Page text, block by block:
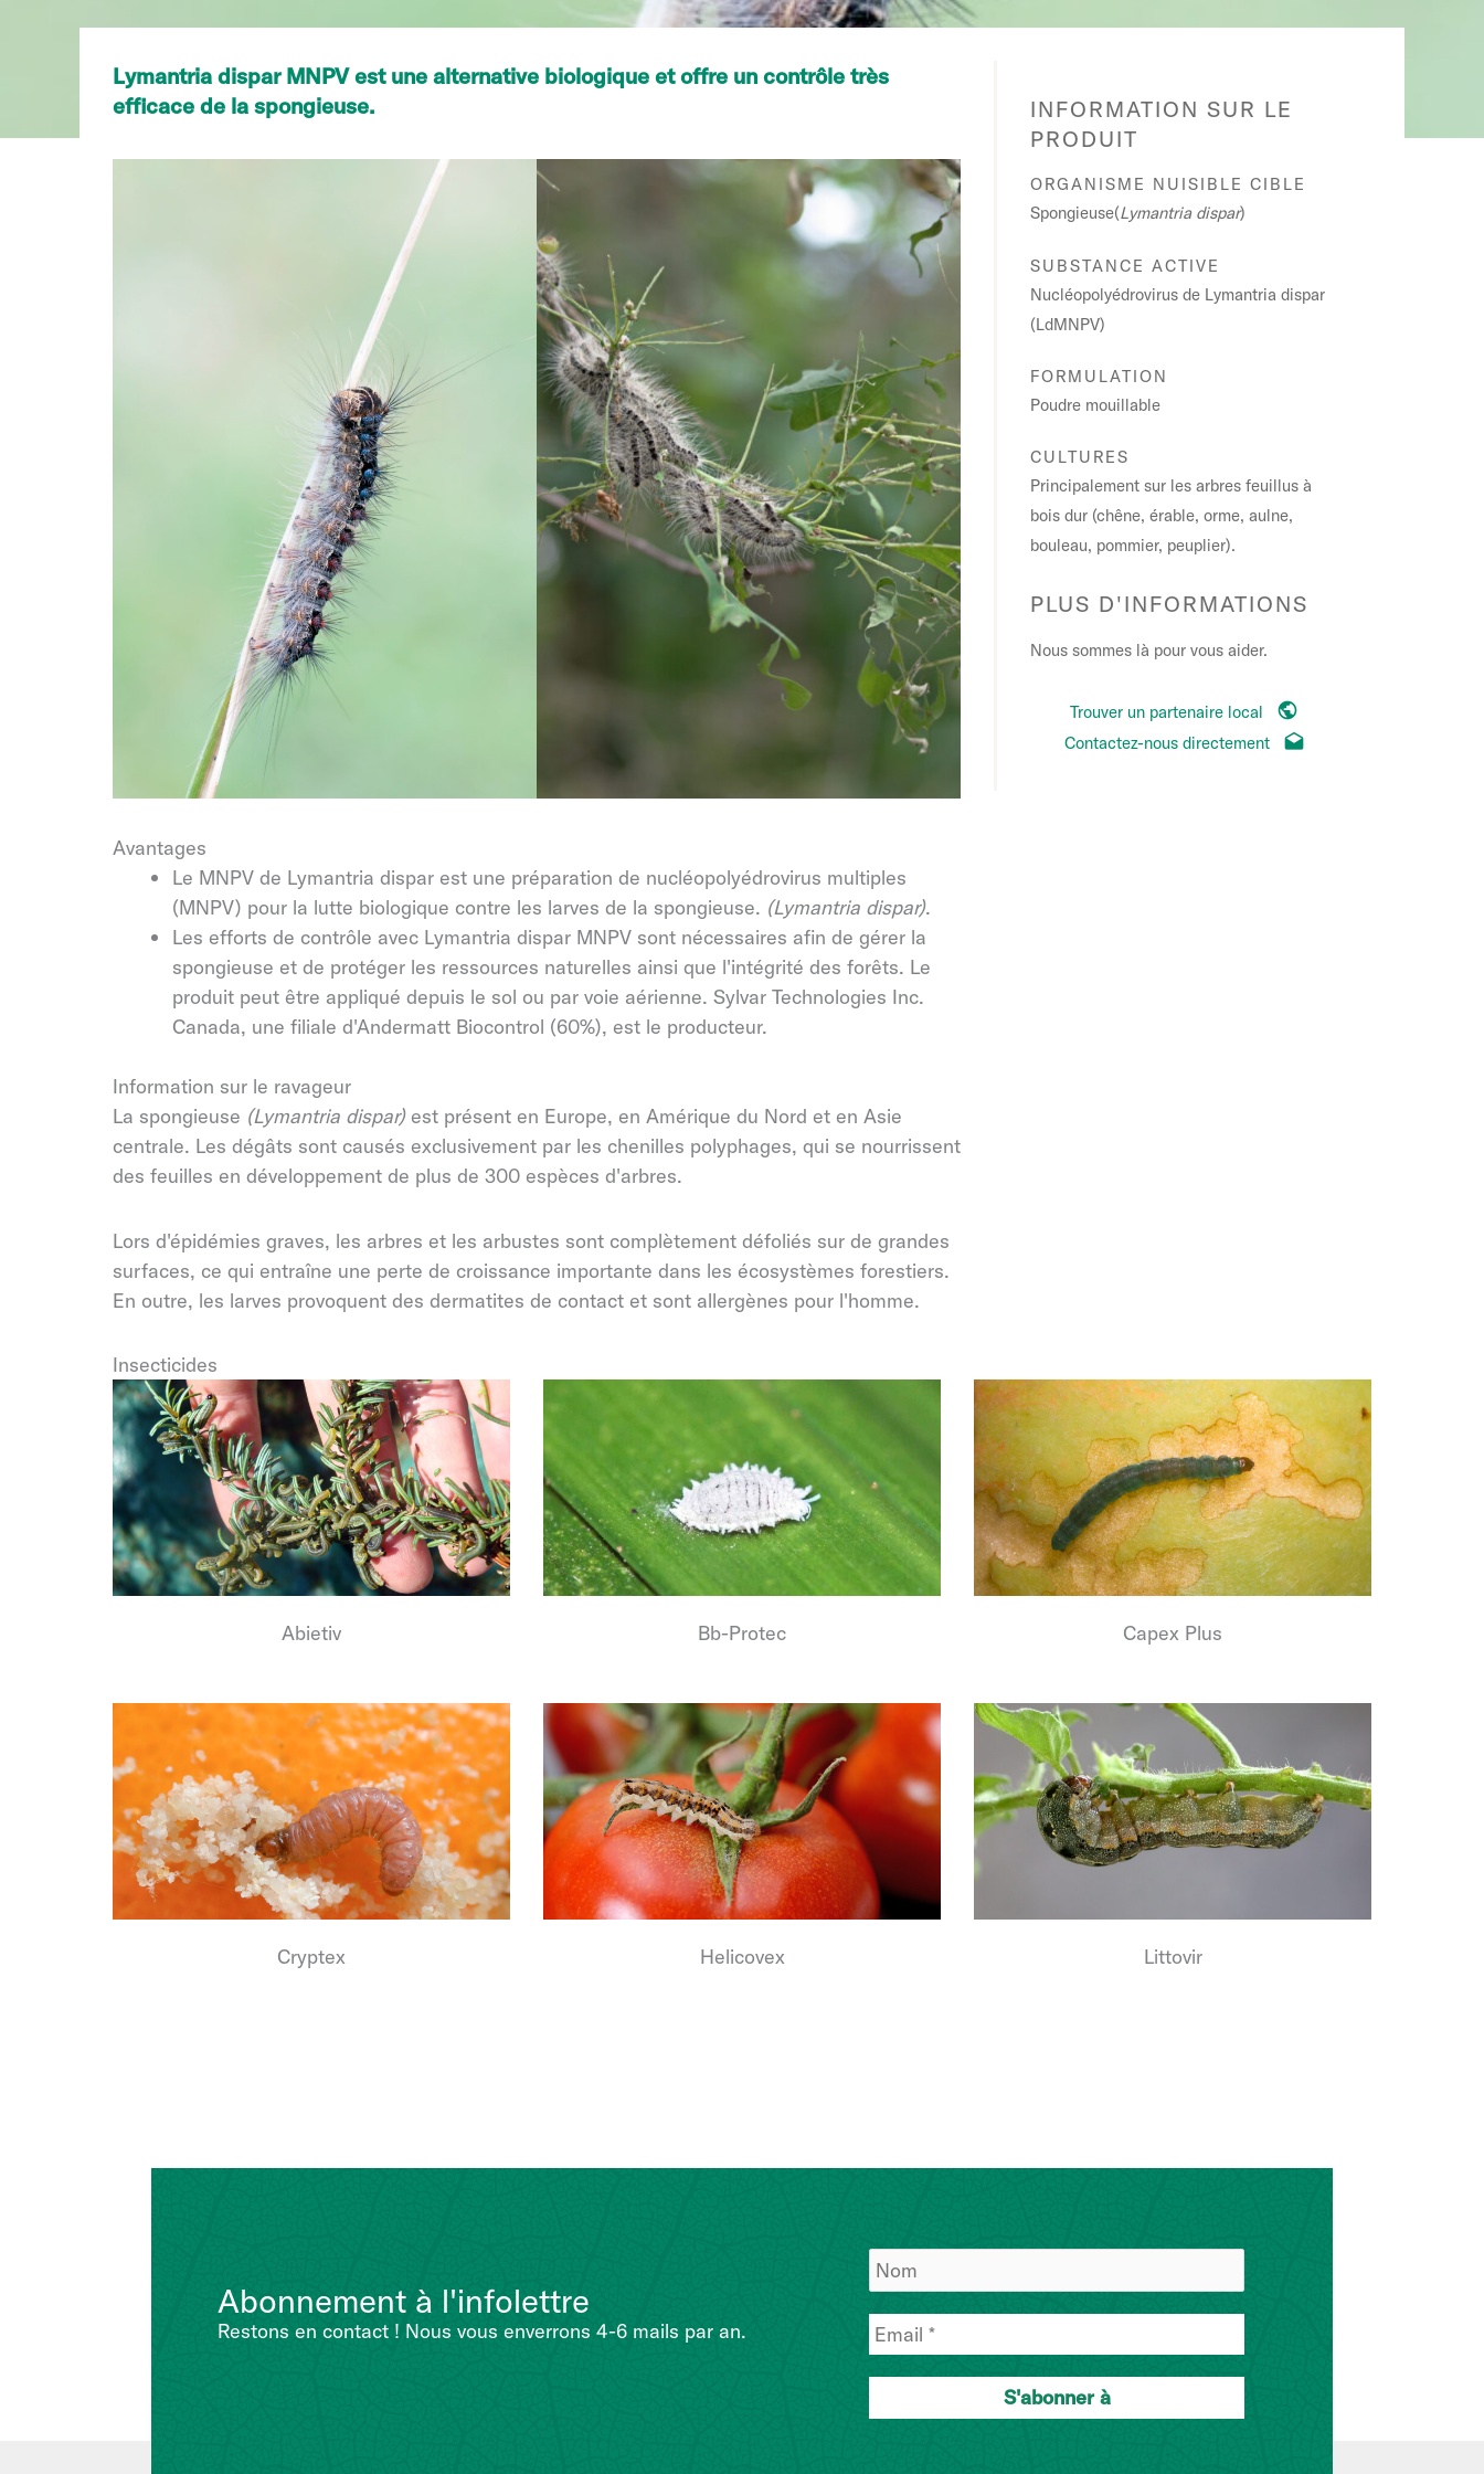
Lymantria dispar MNPV est une alternative biologique et offre un contrôle très
efficace de la spongieuse.
Avantages
Le MNPV de Lymantria dispar est une préparation de nucléopolyédrovirus multiples
(MNPV) pour la lutte biologique contre les larves de la spongieuse. (Lymantria dispar).
Les efforts de contrôle avec Lymantria dispar MNPV sont nécessaires afin de gérer la
spongieuse et de protéger les ressources naturelles ainsi que l'intégrité des forêts. Le
produit peut être appliqué depuis le sol ou par voie aérienne. Sylvar Technologies Inc.
Canada, une filiale d'Andermatt Biocontrol (60%), est le producteur.
Information sur le ravageur
La spongieuse (Lymantria dispar)est présent en Europe, en Amérique du Nord et en Asie
centrale. Les dégâts sont causés exclusivement par les chenilles polyphages, qui se nourrissent
des feuilles en développement de plus de 300 espèces d'arbres.
Lors d'épidémies graves, les arbres et les arbustes sont complètement défoliés sur de grandes
surfaces, ce qui entraîne une perte de croissance importante dans les écosystèmes forestiers.
En outre, les larves provoquent des dermatites de contact et sont allergènes pour l'homme.
INFORMATION SUR LE
PRODUIT
ORGANISME NUISIBLE CIBLE
Spongieuse(Lymantria dispar)
SUBSTANCE ACTIVE
Nucléopolyédrovirus de Lymantria dispar
(LdMNPV)
FORMULATION
Poudre mouillable
CULTURES
Principalement sur les arbres feuillus à
bois dur (chêne, érable, orme, aulne,
bouleau, pommier, peuplier).
PLUS D'INFORMATIONS
Nous sommes là pour vous aider.
Trouver un partenaire local
Contactez-nous directement
Insecticides
Abietiv Bb-Protec Capex Plus
Cryptex Helicovex Littovir
Abonnement à l'infolettre
Restons en contact ! Nous vous enverrons 4-6 mails par an.